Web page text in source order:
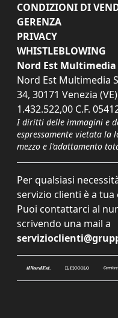
CONDIZIONI DI
GERENZA
PRIVACY
WHISTLEBLOWING
Nord Est Multimedia
Nord Est Multimedia
34, 30171 Venezia
1.432.522,00 C.F.
I diritti delle immagini e
espressamente vietata la
mezzo e l'adattamento
Per qualsiasi
servizio clienti è a
Puoi contattarci al
scrivendo una mail a